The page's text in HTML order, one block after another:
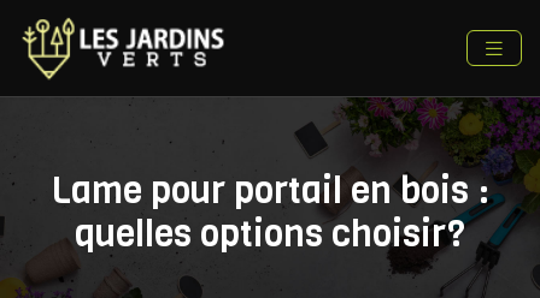
Lame pour portail en bois :
quelles options choisir?